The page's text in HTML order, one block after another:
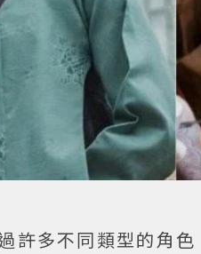
許多不同類型的角